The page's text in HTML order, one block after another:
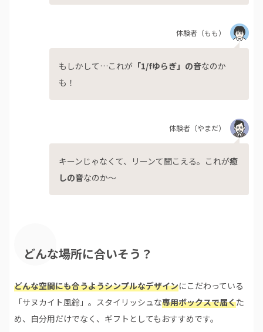
体験者 （もも）
もしかして…これが 「1/fゆらぎ」の音なのか
も！
体験者 （やまだ）
キーンじゃなくて、リーンて聞こえる。これが癒
しの音なのか～
どんな場所に合いそう？
どんな空間にも合うようシンプルなデザインにこだわっている
「サヌカイト風鈴」。スタイリッシュな専用ボックスで届くた
め、自分用だけでなく、ギフトとしてもおすすめです。